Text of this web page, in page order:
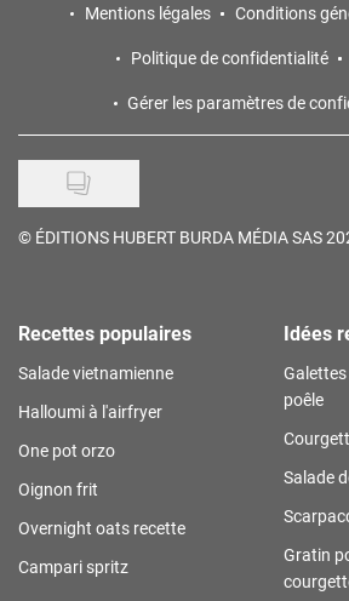
Mentions légales
Conditions
Politique de confidentialité
Gérer les paramètres de
© ÉDITIONS HUBERT BURDA MÉDIA SAS
Recettes populaires
Salade vietnamienne
Halloumi à l'airfryer
One pot orzo
Oignon frit
Overnight oats recette
Campari spritz
Idées
poêle
Salade
Gratin